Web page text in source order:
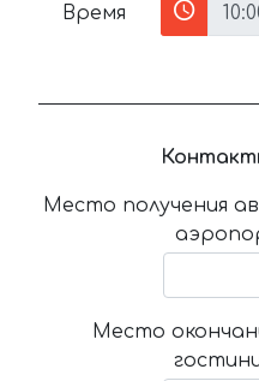
Время
Место получения
Место